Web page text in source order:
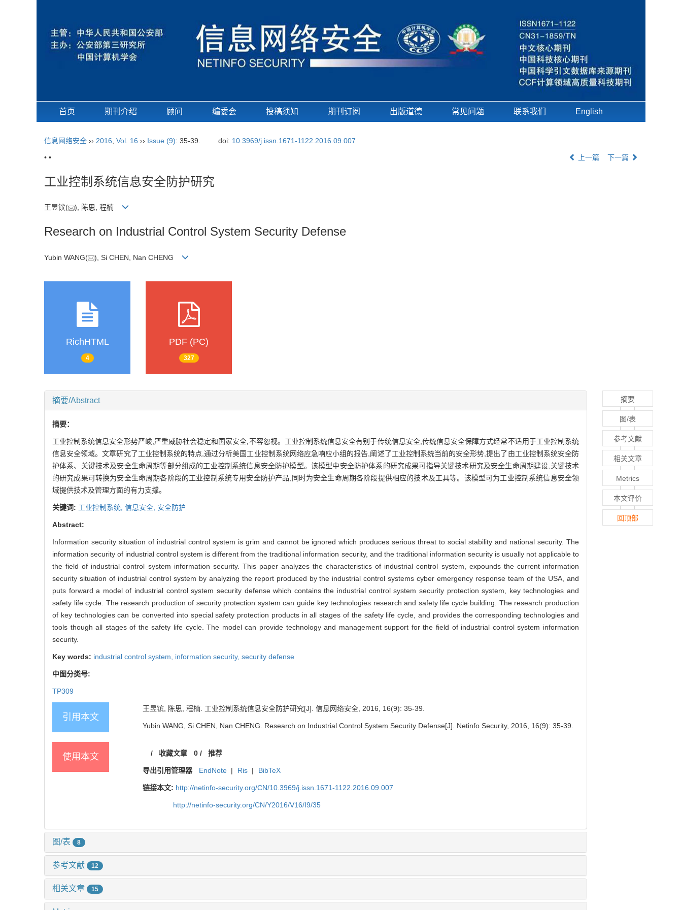
首页 期刊介绍 顾问 编委会 投稿须知 期刊订阅 出版道德 常见问题 联系我们 English
信息网络安全 ›› 2016 Vol. 16 ›› Issue (9): 35-39. doi: 10.3969/j.issn.1671-1122.2016.09.007
• • 上一篇 下一篇
工业控制系统信息安全防护研究
王昱镔( ), 陈思, 程楠
Research on Industrial Control System Security Defense
Yubin WANG( ), Si CHEN, Nan CHENG
RichHTML
4
PDF (PC)
327
摘要/Abstract
摘要：
工业控制系统信息安全形势严峻,严重威胁社会稳定和国家安全,不容忽视。工业控制系统信息安全有别于传统信息安全,传统信息安全保障方式经常不适用于工业控制系统
信息安全领域。文章研究了工业控制系统的特点,通过分析美国工业控制系统网络应急响应小组的报告,阐述了工业控制系统当前的安全形势,提出了由工业控制系统安全防
护体系、关键技术及安全生命周期等部分组成的工业控制系统信息安全防护模型。该模型中安全防护体系的研究成果可指导关键技术研究及安全生命周期建设,关键技术
的研究成果可转换为安全生命周期各阶段的工业控制系统专用安全防护产品,同时为安全生命周期各阶段提供相应的技术及工具等。该模型可为工业控制系统信息安全领
域提供技术及管理方面的有力支撑。
关键词: 工业控制系统, 信息安全, 安全防护
Abstract:
Information security situation of industrial control system is grim and cannot be ignored which produces serious threat to social stability and national security. The
information security of industrial control system is different from the traditional information security, and the traditional information security is usually not applicable to
the field of industrial control system information security. This paper analyzes the characteristics of industrial control system, expounds the current information
security situation of industrial control system by analyzing the report produced by the industrial control systems cyber emergency response team of the USA, and
puts forward a model of industrial control system security defense which contains the industrial control system security protection system, key technologies and
safety life cycle. The research production of security protection system can guide key technologies research and safety life cycle building. The research production
of key technologies can be converted into special safety protection products in all stages of the safety life cycle, and provides the corresponding technologies and
tools though all stages of the safety life cycle. The model can provide technology and management support for the field of industrial control system information
security.
Key words: industrial control system, information security, security defense
中图分类号:
TP309
引用本文
王昱镔, 陈思, 程楠. 工业控制系统信息安全防护研究[J]. 信息网络安全, 2016, 16(9): 35-39.
Yubin WANG, Si CHEN, Nan CHENG. Research on Industrial Control System Security Defense[J]. Netinfo Security, 2016, 16(9): 35-39.
使用本文 / 收藏文章 0/ 推荐
导出引用管理器 EndNote | Ris | BibTeX
链接本文: http://netinfo-security.org/CN/10.3969/j.issn.1671-1122.2016.09.007
http://netinfo-security.org/CN/Y2016/V16/I9/35
图/表 8
参考文献 12
相关文章 15
摘要
图/表
参考文献
相关文章
Metrics
本文评价
回顶部